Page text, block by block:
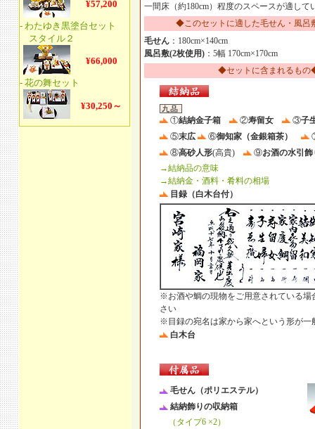
一間床（約180cm）程度のスペースが適して
◆このセットに適した毛せん・風呂
毛せん ：180cm×140cm
風呂敷(2枚使用) ：5幅 170cm×170cm
◆セットに含まれるも
①結納金子箱 ②寿留女 ③子
⑤末広 ⑥御知家（金銀箱茶）
⑧高砂人形(高貴) ⑨お酒の水引飾
→結納品の意味
→結納金・酒料・肴料の相場
目録（白木台付）
※お酒や鯛の現物をご用意されている場
さい
※目録の宛名は家から家へという形が一
白木台
毛せん（ポリエステル）
結納飾りの収納箱
（タイプ6 ×2）